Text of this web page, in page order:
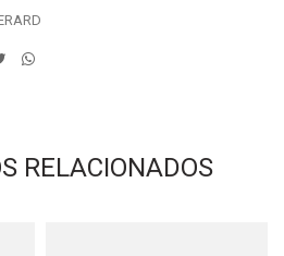
RELACIONADOS